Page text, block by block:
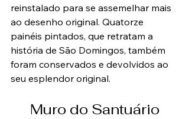
reinstalado para se assemelhar mais
ao desenho original. Quatorze
painéis pintados, que retratam a
história de São Domingos, também
foram conservados e devolvidos ao
seu esplendor original.
Muro do Santuário